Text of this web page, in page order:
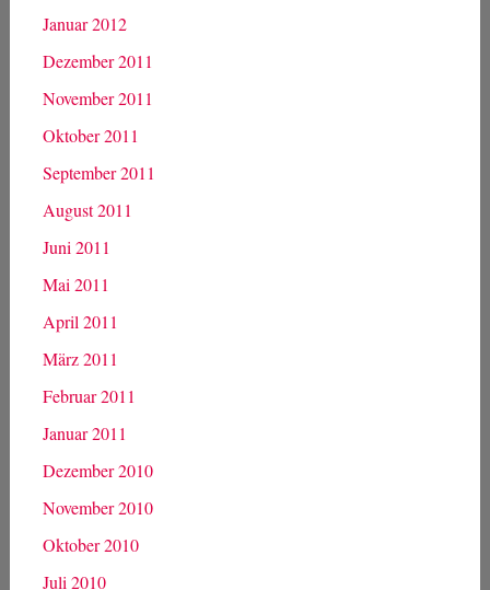
Januar 2012
Dezember 2011
November 2011
Oktober 2011
September 2011
August 2011
Juni 2011
Mai 2011
April 2011
März 2011
Februar 2011
Januar 2011
Dezember 2010
November 2010
Oktober 2010
Juli 2010